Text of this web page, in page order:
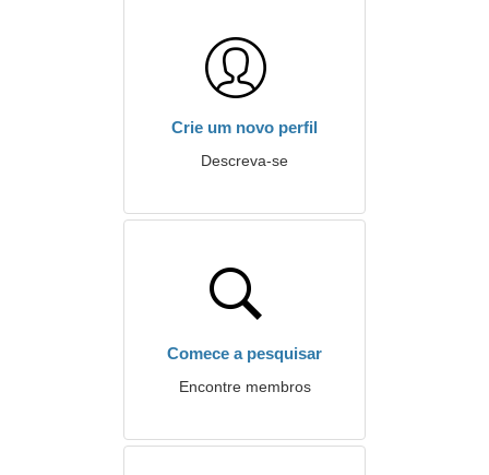
Crie um novo perfil
Descreva-se
Comece a pesquisar
Encontre membros